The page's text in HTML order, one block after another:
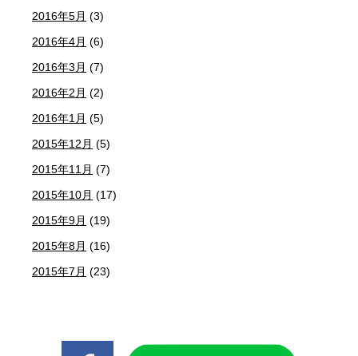
2016年5月 (3)
2016年4月 (6)
2016年3月 (7)
2016年2月 (2)
2016年1月 (5)
2015年12月 (5)
2015年11月 (7)
2015年10月 (17)
2015年9月 (19)
2015年8月 (16)
2015年7月 (23)